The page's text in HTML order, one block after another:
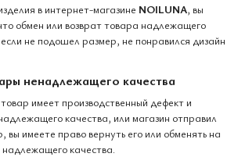
в интернет-магазине NOILUNA, вы
обмен или возврат товара надлежащего
не подошел размер, не понравился дизайн
ненадлежащего качества
имеет производственный дефект и
качества, или магазин отправил
имеете право вернуть его или обменять на
качества.